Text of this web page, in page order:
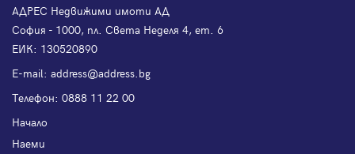
АДРЕС Недвижими имоти АД
София - 1000, пл. Света Неделя 4, ет. 6
ЕИК: 130520890
Е-mail: address@address.bg
Телефон: 0888 11 22 00
Начало
Наеми